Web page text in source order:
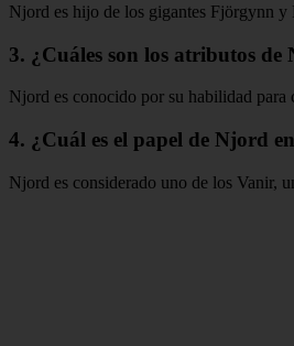
Njord es hijo de los gigantes Fjörgynn y
3. ¿Cuáles son los atributos de
Njord es conocido por su habilidad para
4. ¿Cuál es el papel de Njord
Njord es considerado uno de los Vanir,